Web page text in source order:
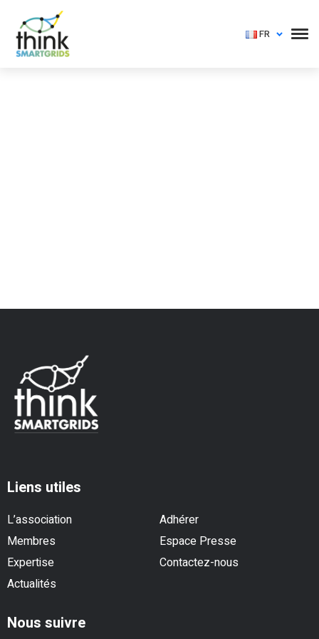
FR
Vous devez vous identifier pour voir cet événement
Liens utiles
L’association
Adhérer
Membres
Espace Presse
Expertise
Contactez-nous
Actualités
Nous suivre